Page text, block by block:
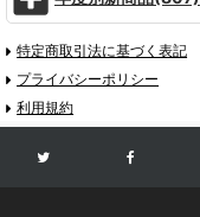
特定商取引法に基づく表記
プライバシーポリシー
利用規約